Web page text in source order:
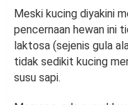
Meski kucing diyakini
pencernaan hewan ini
laktosa (sejenis gula
tidak sedikit kucing
susu sapi.